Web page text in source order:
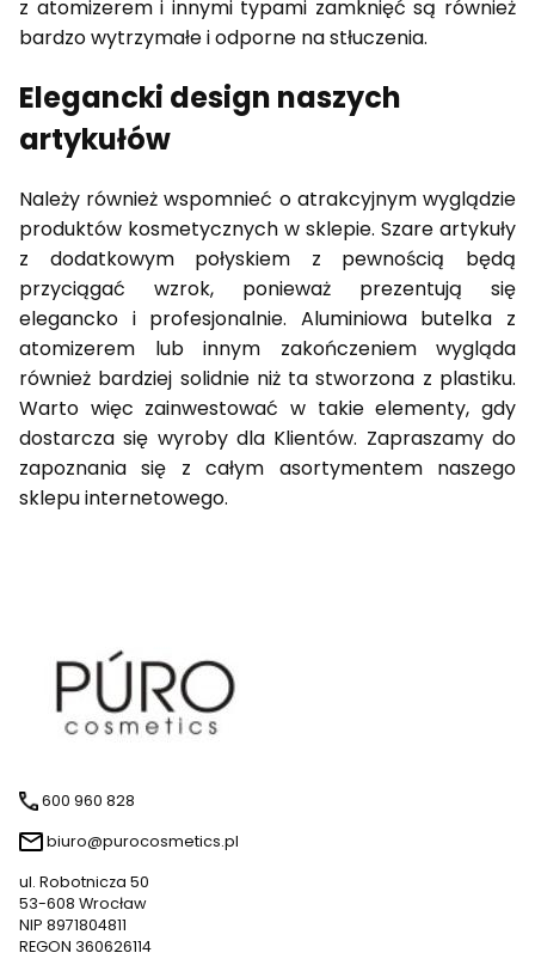
z atomizerem i innymi typami zamknięć są również
bardzo wytrzymałe i odporne na stłuczenia.
Elegancki design naszych
artykułów
Należy również wspomnieć o atrakcyjnym wyglądzie
produktów kosmetycznych w sklepie. Szare artykuły
z dodatkowym połyskiem z pewnością będą
przyciągać wzrok, ponieważ prezentują się
elegancko i profesjonalnie. Aluminiowa butelka z
atomizerem lub innym zakończeniem wygląda
również bardziej solidnie niż ta stworzona z plastiku.
Warto więc zainwestować w takie elementy, gdy
dostarcza się wyroby dla Klientów. Zapraszamy do
zapoznania się z całym asortymentem naszego
sklepu internetowego.
600 960 828
biuro@purocosmetics.pl
ul. Robotnicza 50
53-608 Wrocław
NIP 8971804811
REGON 360626114